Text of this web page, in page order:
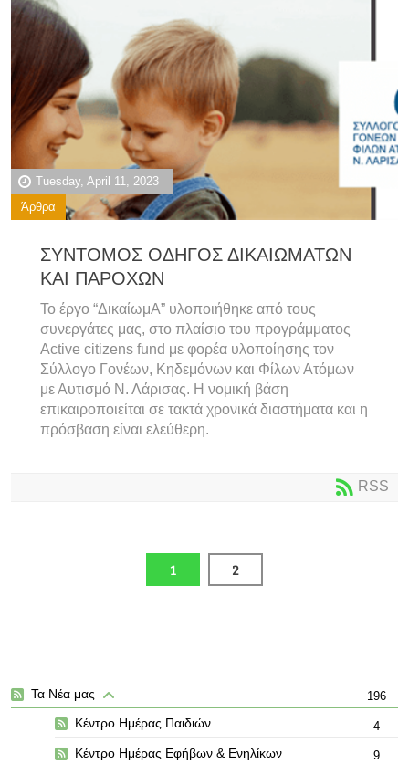
Tuesday, April 11, 2023
Άρθρα
ΣΥΝΤΟΜΟΣ ΟΔΗΓΟΣ ΔΙΚΑΙΩΜΑΤΩΝ
ΚΑΙ ΠΑΡΟΧΩΝ
Το έργο “ΔικαίωμΑ” υλοποιήθηκε από τους
συνεργάτες μας, στο πλαίσιο του προγράμματος
Active citizens fund με φορέα υλοποίησης τον
Σύλλογο Γονέων, Κηδεμόνων και Φίλων Ατόμων
με Αυτισμό Ν. Λάρισας. Η νομική βάση
επικαιροποιείται σε τακτά χρονικά διαστήματα και η
πρόσβαση είναι ελεύθερη.
RSS
1 2
Τα Νέα μας 196
Κέντρο Ημέρας Παιδιών 4
Κέντρο Ημέρας Εφήβων & Ενηλίκων 9